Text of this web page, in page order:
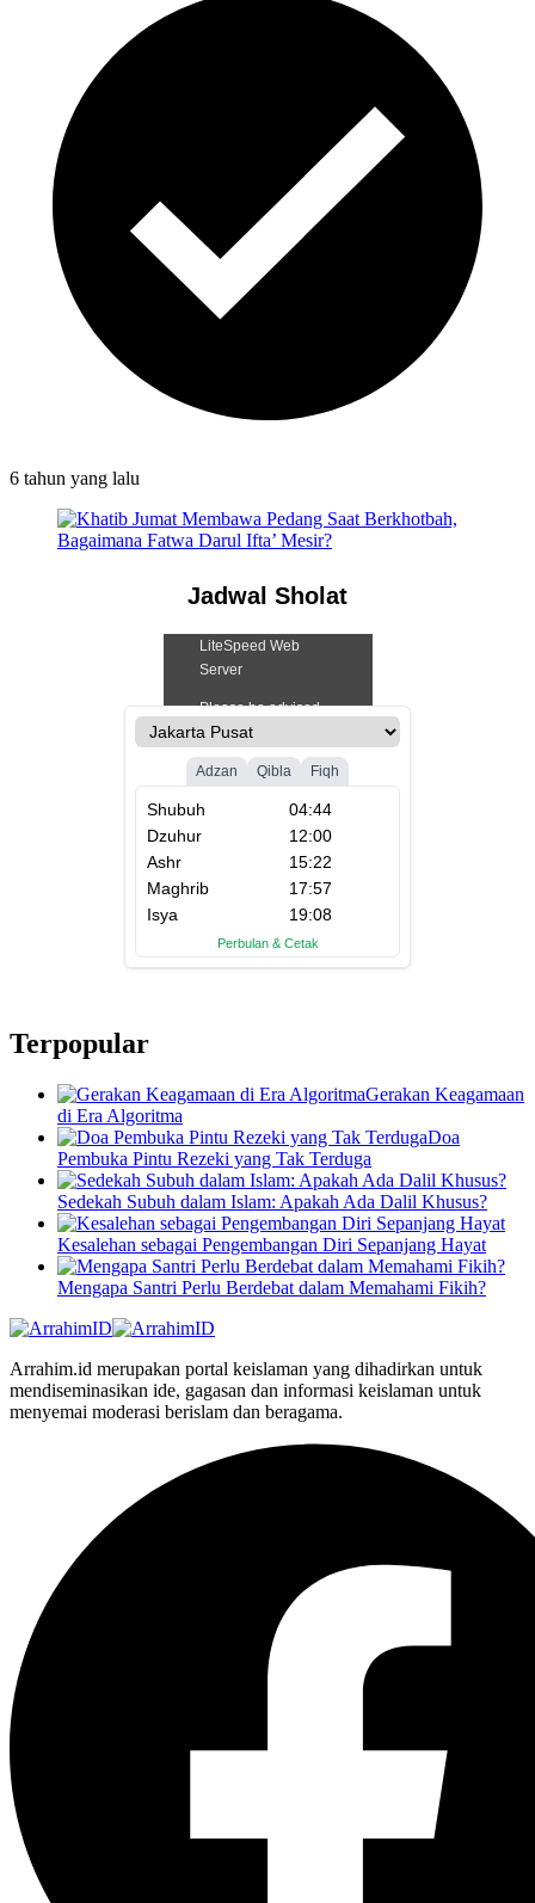
6 tahun yang lalu
Jadwal Sholat
Terpopular
Gerakan Keagamaan
di Era Algoritma
Doa
Pembuka Pintu Rezeki yang Tak Terduga
Sedekah Subuh dalam Islam: Apakah Ada Dalil Khusus?
Kesalehan sebagai Pengembangan Diri Sepanjang Hayat
Mengapa Santri Perlu Berdebat dalam Memahami Fikih?
Arrahim.id merupakan portal keislaman yang dihadirkan untuk
mendiseminasikan ide, gagasan dan informasi keislaman untuk
menyemai moderasi berislam dan beragama.